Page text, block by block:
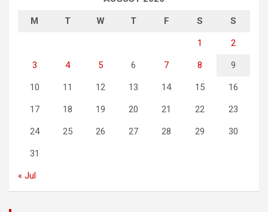
M T W T F S S
1 2
3 4 5 6 7 8 9
10 11 12 13 14 15 16
17 18 19 20 21 22 23
24 25 26 27 28 29 30
31
« Jul